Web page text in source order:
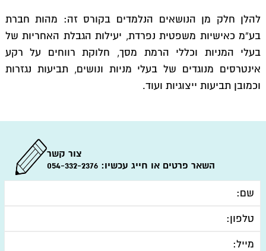
להלן חלק מן הנושאים הנלמדים בקורס זה: מהות חברת
בע”מ כאישיות משפטית נפרדת, יעילות הגבלת האחריות של
בעלי המניות וכללי הרמת מסך, חלוקת רווחים על רקע
אינטרסים מנוגדים של בעלי מניות ונושים, תביעות נגזרות
וכמובן תביעות ייצוגיות ועוד.
צור קשר
השאר פרטים או חייג עכשיו:054-332-2376